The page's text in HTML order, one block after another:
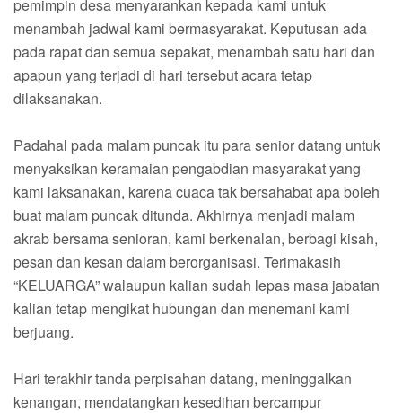
pemimpin desa menyarankan kepada kami untuk
menambah jadwal kami bermasyarakat. Keputusan ada
pada rapat dan semua sepakat, menambah satu hari dan
apapun yang terjadi di hari tersebut acara tetap
dilaksanakan.
Padahal pada malam puncak itu para senior datang untuk
menyaksikan keramaian pengabdian masyarakat yang
kami laksanakan, karena cuaca tak bersahabat apa boleh
buat malam puncak ditunda. Akhirnya menjadi malam
akrab bersama senioran, kami berkenalan, berbagi kisah,
pesan dan kesan dalam berorganisasi. Terimakasih
“KELUARGA” walaupun kalian sudah lepas masa jabatan
kalian tetap mengikat hubungan dan menemani kami
berjuang.
Hari terakhir tanda perpisahan datang, meninggalkan
kenangan, mendatangkan kesedihan bercampur